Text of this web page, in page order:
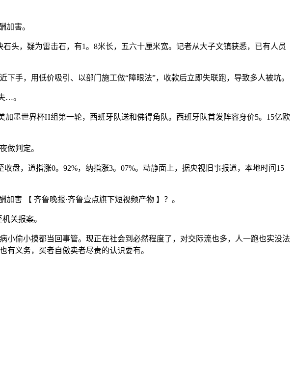
加害。
，疑为雷击石，有1。8米长，五六十厘米宽。记者从大子文镇获悉，已有人员
，用低价吸引、以部门施工做“障眼法”，收款后立即失联跑，导致多人被坑。
…。
墨世界杯H组第一轮，西班牙队送和佛得角队。西班牙队首发阵容身价5。15亿欧
做判定。
，道指涨0。92%，纳指涨3。07%。动静面上，据央视旧事报道，本地时间15
害 【 齐鲁晚报·齐鲁壹点旗下短视频产物 】？。
关报案。
偷小摸都当回事管。现正在社会到必然程度了，对交际流也多，人一跑也实没法
义务，买者自傲卖者尽责的认识要有。